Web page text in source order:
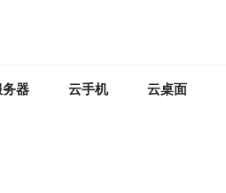
器 云手机 云桌面